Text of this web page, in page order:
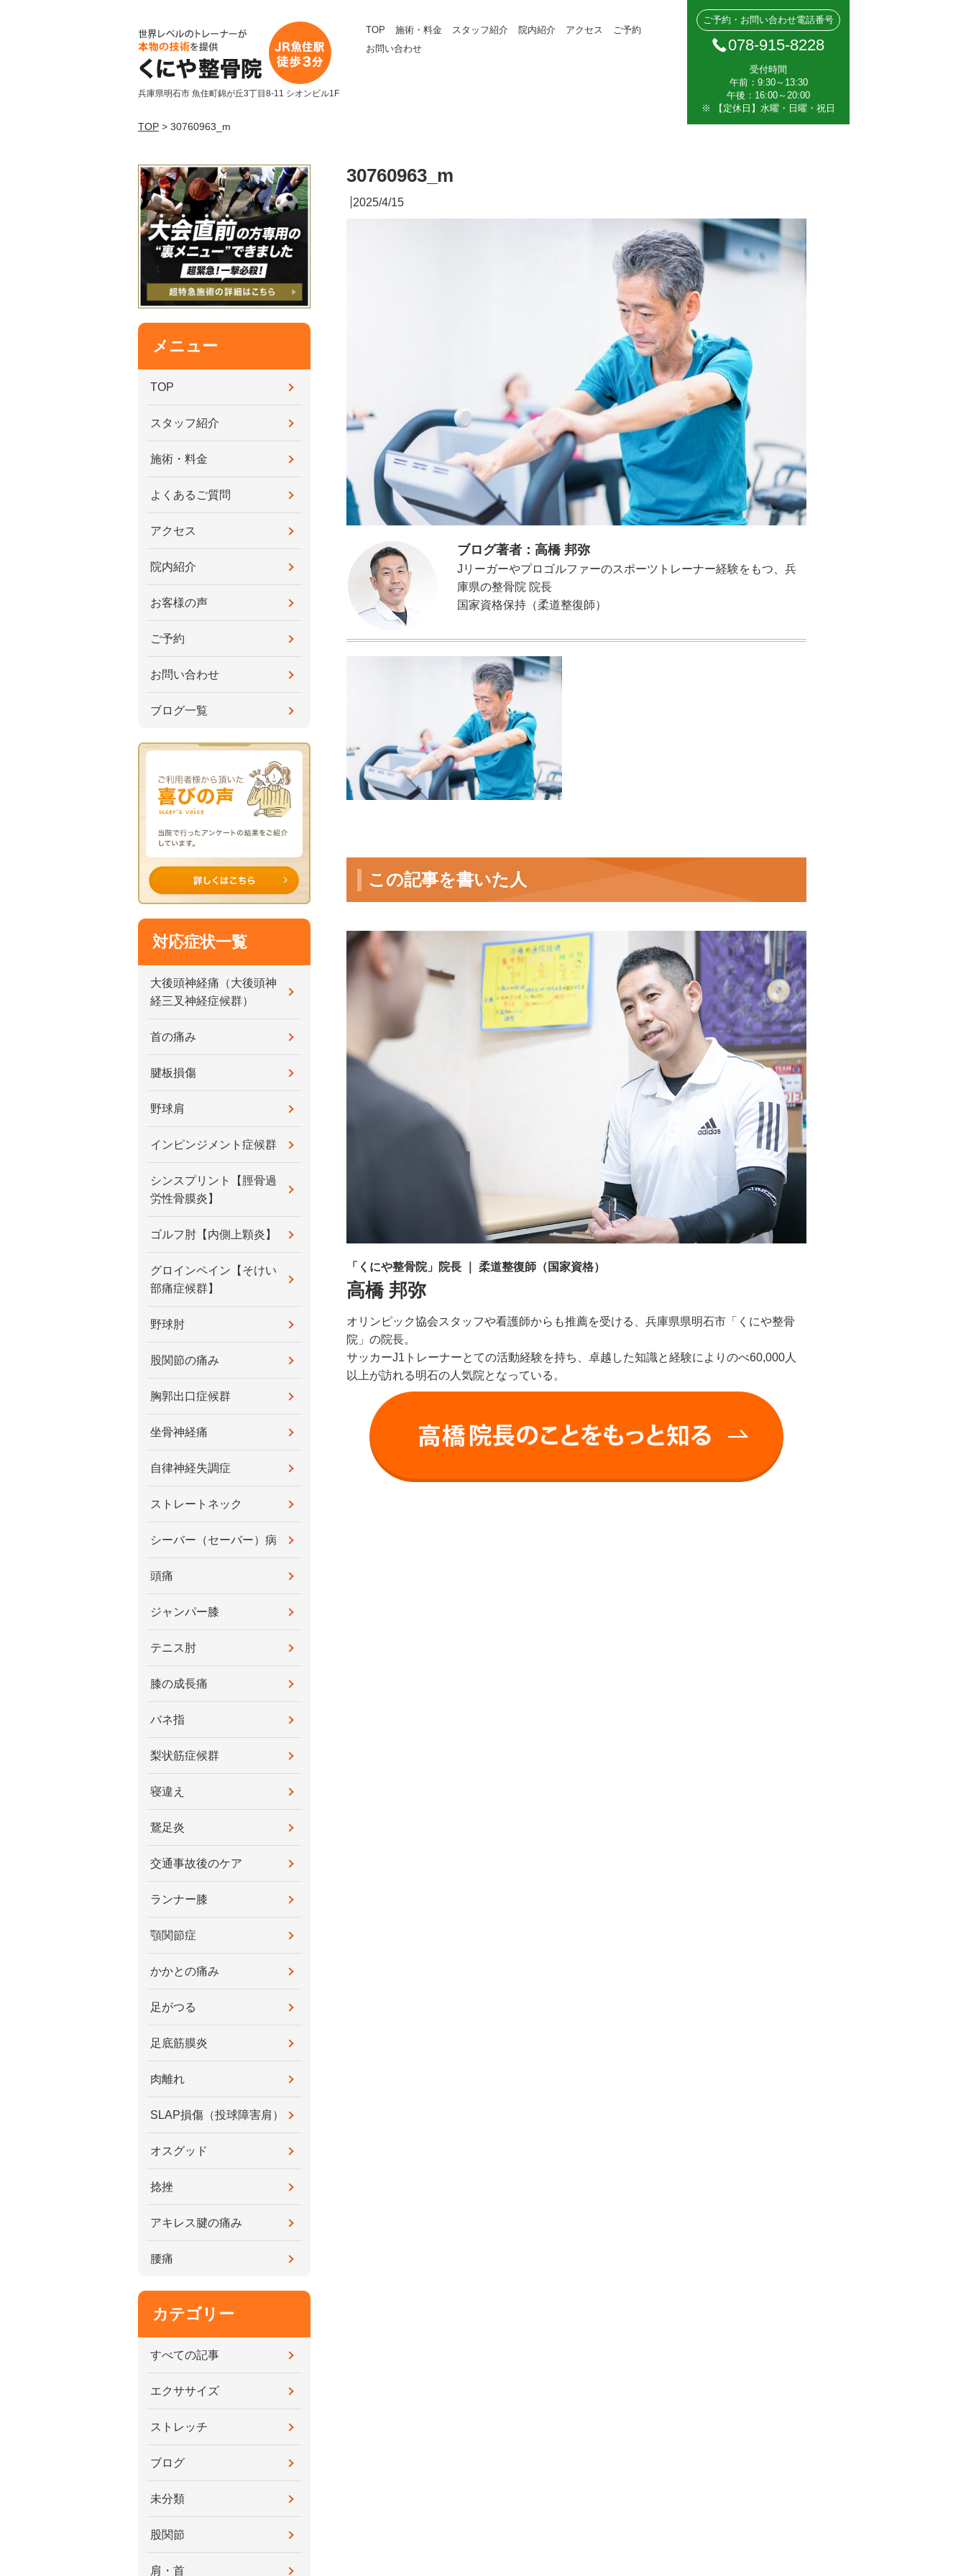
兵庫県明石市 魚住町錦が丘3丁目8-11 シオンビル1F
TOP 施術・料金 スタッフ紹介 院内紹介 アクセス
ご予約
お問い合わせ
ご予約・お問い合わせ電話番号
078-915-8228
受付時間
午前：9:30～13:30
午後：16:00～20:00
※ 【定休日】水曜・日曜・祝日
TOP > 30760963_m
30760963_m
2025/4/15
ブログ著者：高橋 邦弥
Jリーガーやプロゴルファーのスポーツトレーナー経験をもつ、兵
庫県の整骨院 院長
国家資格保持（柔道整復師）
この記事を書いた人
「くにや整骨院」院長 ｜ 柔道整復師（国家資格）
高橋 邦弥
オリンピック協会スタッフや看護師からも推薦を受ける、兵庫県県明石市「くにや整骨
院」の院長。
サッカーJ1トレーナーとての活動経験を持ち、卓越した知識と経験によりのべ60,000人
以上が訪れる明石の人気院となっている。
メニュー
TOP
スタッフ紹介
施術・料金
よくあるご質問
アクセス
院内紹介
お客様の声
ご予約
お問い合わせ
ブログ一覧
対応症状一覧
大後頭神経痛（大後頭神
経三叉神経症候群）
首の痛み
腱板損傷
野球肩
インピンジメント症候群
シンスプリント【脛骨過
労性骨膜炎】
ゴルフ肘【内側上顆炎】
グロインペイン【そけい
部痛症候群】
野球肘
股関節の痛み
胸郭出口症候群
坐骨神経痛
自律神経失調症
ストレートネック
シーバー（セーバー）病
頭痛
ジャンパー膝
テニス肘
膝の成長痛
バネ指
梨状筋症候群
寝違え
鵞足炎
交通事故後のケア
ランナー膝
顎関節症
かかとの痛み
足がつる
足底筋膜炎
肉離れ
SLAP損傷（投球障害肩）
オスグッド
捻挫
アキレス腱の痛み
腰痛
カテゴリー
すべての記事
エクササイズ
ストレッチ
ブログ
未分類
股関節
肩・首